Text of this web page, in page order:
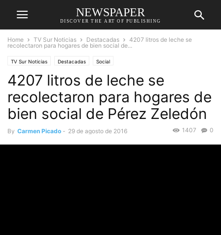
NEWSPAPER
DISCOVER THE ART OF PUBLISHING
Home TV Sur Noticias Destacadas
4207 litros de leche se
recolectaron para hogares de bien social de...
TV Sur Noticias Destacadas Social
4207 litros de leche se
recolectaron para hogares de
bien social de Pérez Zeledón
By Carmen Picado - 29 de agosto de 2016 0
1407